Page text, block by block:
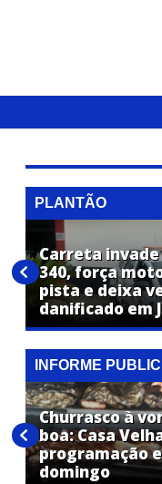
PLANTÃO
Carreta invade
340, força
pista e deixa
danificado em
INFORME
Churrasco à
boa: Casa
programação
domingo